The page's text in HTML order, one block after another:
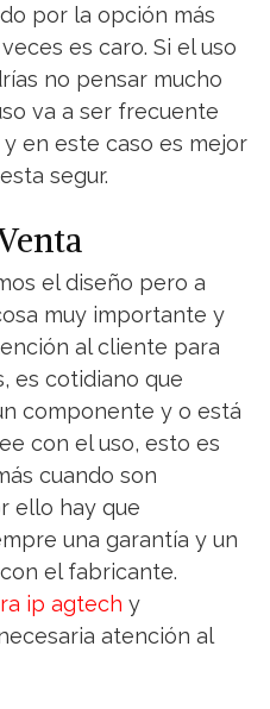
por la opción más
es caro. Si el uso
no pensar mucho
va a ser frecuente
en este caso es mejor
segur.
el diseño pero a
muy importante y
al cliente para
es cotidiano que
componente y o está
con el uso, esto es
cuando son
ello hay que
una garantía y un
el fabricante.
ip agtech y
atención al